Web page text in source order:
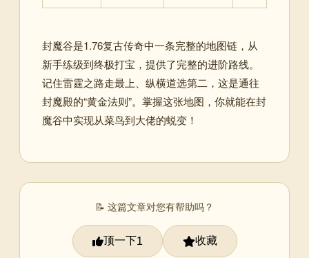
封魔谷是1.76复古传奇中一条完整的地图链，从
新手练级到终极打宝，提供了完整的进阶路线。
记住雷霆之路走最上、纵横道选第二，这是通往
封魔殿的“黄金法则”。掌握这张地图，你就能在封
魔谷中实现从菜鸟到大佬的蜕变！
📝 这篇文章对您有帮助吗？
顶一下1 收藏